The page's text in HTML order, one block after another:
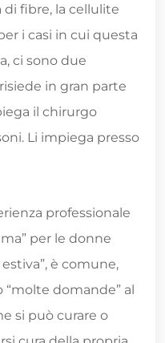
di fibre, la cellulite
i casi in cui questa
ci sono due
in gran parte
il chirurgo
Li impiega presso
professionale
per le donne
è comune,
“molte domande” al
si può curare o